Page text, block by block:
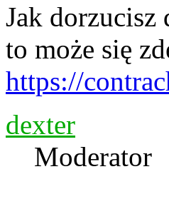
Jak
to może się
https://
dexter
Moderator